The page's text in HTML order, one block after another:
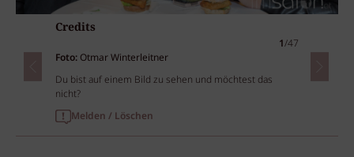
Credits
1/47
Foto: Otmar Winterleitner
Du bist auf einem Bild zu sehen und möchtest das
nicht?
Melden / Löschen